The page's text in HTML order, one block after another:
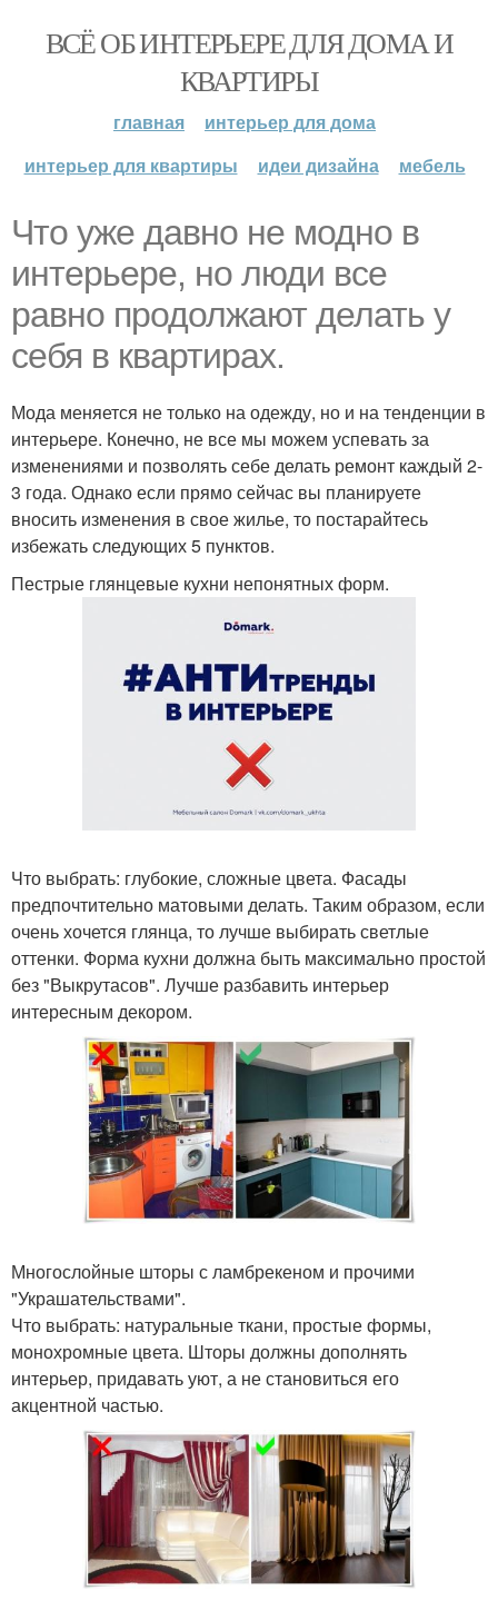
ВСЁ ОБ ИНТЕРЬЕРЕ ДЛЯ ДОМА И
КВАРТИРЫ
главная
интерьер для дома
интерьер для квартиры
идеи дизайна мебель
Что уже давно не модно в
интерьере, но люди все
равно продолжают делать у
себя в квартирах.
Мода меняется не только на одежду, но и на тенденции в
интерьере. Конечно, не все мы можем успевать за
изменениями и позволять себе делать ремонт каждый 2-
3 года. Однако если прямо сейчас вы планируете
вносить изменения в свое жилье, то постарайтесь
избежать следующих 5 пунктов.
Пестрые глянцевые кухни непонятных форм.
Что выбрать: глубокие, сложные цвета. Фасады
предпочтительно матовыми делать. Таким образом, если
очень хочется глянца, то лучше выбирать светлые
оттенки. Форма кухни должна быть максимально простой
без "Выкрутасов". Лучше разбавить интерьер
интересным декором.
Многослойные шторы с ламбрекеном и прочими
"Украшательствами".
Что выбрать: натуральные ткани, простые формы,
монохромные цвета. Шторы должны дополнять
интерьер, придавать уют, а не становиться его
акцентной частью.